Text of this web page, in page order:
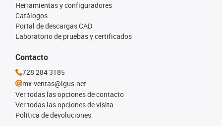
Herramientas y configuradores
Catálogos
Portal de descargas CAD
Laboratorio de pruebas y certificados
Contacto
728 284 3185
mx-ventas@igus.net
Ver todas las opciones de contacto
Ver todas las opciones de visita
Política de devoluciones